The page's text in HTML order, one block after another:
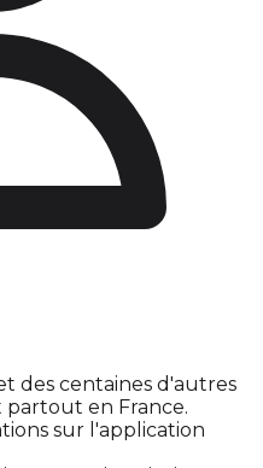
des centaines d'autres
partout en France.
sur l'application